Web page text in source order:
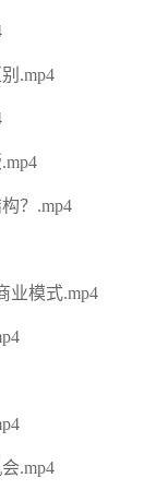
.mp4
？.mp4
业模式.mp4
.mp4